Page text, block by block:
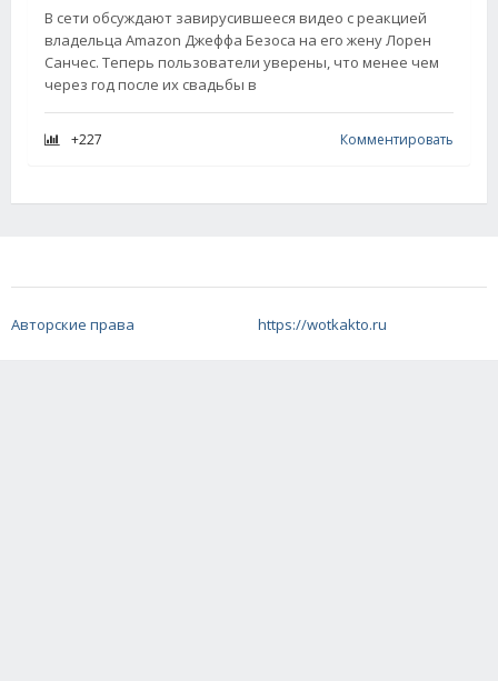
В сети обсуждают завирусившееся видео с реакцией
владельца Amazon Джеффа Безоса на его жену Лорен
Санчес. Теперь пользователи уверены, что менее чем
через год после их свадьбы в
+227 Комментировать
Авторские права https://wotkakto.ru